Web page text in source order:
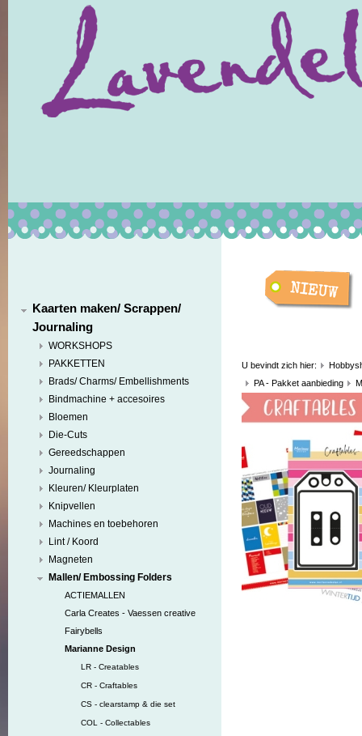
Kaarten maken/ Scrappen/
Journaling
WORKSHOPS
PAKKETTEN
Brads/ Charms/ Embellishments
Bindmachine + accesoires
Bloemen
Die-Cuts
Gereedschappen
Journaling
Kleuren/ Kleurplaten
Knipvellen
Machines en toebehoren
Lint / Koord
Magneten
Mallen/ Embossing Folders
ACTIEMALLEN
Carla Creates - Vaessen creative
Fairybells
Marianne Design
LR - Creatables
CR - Craftables
CS - clearstamp & die set
COL - Collectables
U bevindt zich hier:
PA - Pakket aanbieding